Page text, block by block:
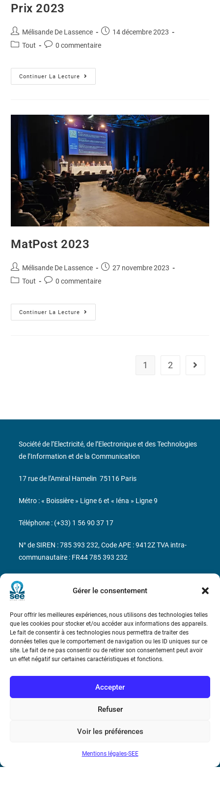
Gérer le consentement
Pour offrir les meilleures expériences, nous utilisons des technologies telles
que les cookies pour stocker et/ou accéder aux informations des appareils.
Le fait de consentir à ces technologies nous permettra de traiter des
données telles que le comportement de navigation ou les ID uniques sur ce
site. Le fait de ne pas consentir ou de retirer son consentement peut avoir
un effet négatif sur certaines caractéristiques et fonctions.
Accepter
Refuser
Voir les préférences
Mentions légales-SEE
Prix 2023
Mélisande De Lassence
14 décembre 2023
Tout
0 commentaire
Continuer La Lecture
MatPost 2023
Mélisande De Lassence
27 novembre 2023
Tout
0 commentaire
Continuer La Lecture
1 2
Bicentenaire des découvertes d’André-
Marie Ampère
Conditions Générales de Vente
Mentions légales
Contact
Société de l’Electricité, de l’Electronique et des Technologies
de l’Information et de la Communication
17 rue de l’Amiral Hamelin 75116 Paris
Métro : « Boissière » Ligne 6 et « Iéna » Ligne 9
Téléphone : (+33) 1 56 90 37 17
N° de SIREN : 785 393 232, Code APE : 9412Z TVA intra-
communautaire : FR44 785 393 232